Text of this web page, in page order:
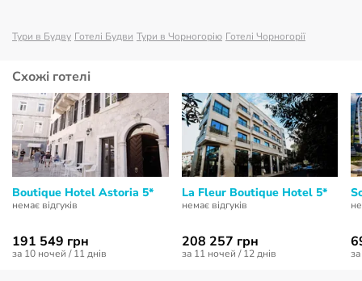
Тури в Будву Готелі Будви Тури в Чорногорію Готелі Чорногорії
Схожі готелі
Boutique Hotel Astoria 5*
немає відгуків
191 549 грн
за 10 ночей / 11 днів
La Fleur Boutique Hotel 5*
немає відгуків
208 257 грн
за 11 ночей / 12 днів